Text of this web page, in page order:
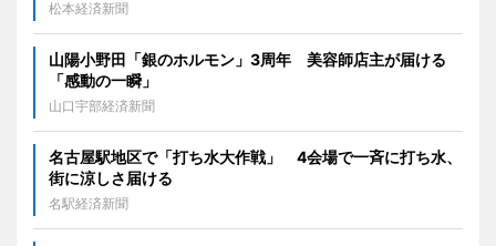
松本経済新聞
山陽小野田「銀のホルモン」3周年 美容師店主が届ける
「感動の一瞬」
山口宇部経済新聞
名古屋駅地区で「打ち水大作戦」 4会場で一斉に打ち水、
街に涼しさ届ける
名駅経済新聞